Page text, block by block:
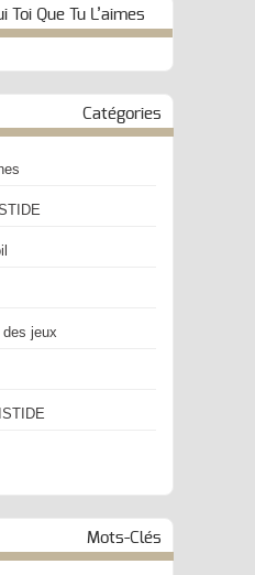
Toi Que Tu L’aimes
Catégories
jeux
Mots-Clés